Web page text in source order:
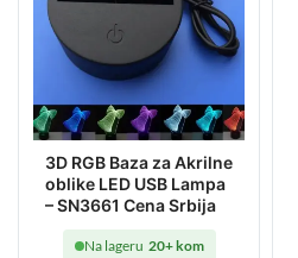
3D RGB Baza za Akrilne
oblike LED USB Lampa
– SN3661 Cena Srbija
Na lageru 20+ kom